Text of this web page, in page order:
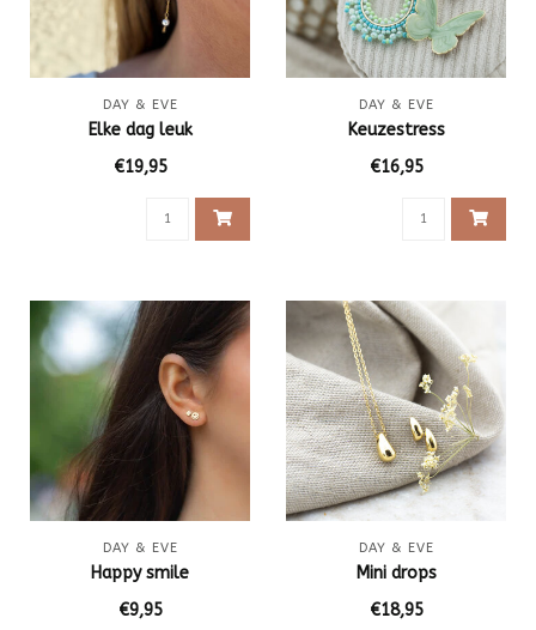
DAY & EVE
Elke dag leuk
€19,95
DAY & EVE
Keuzestress
€16,95
DAY & EVE
Happy smile
€9,95
DAY & EVE
Mini drops
€18,95